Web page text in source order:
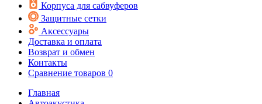
Корпуса для сабвуферов
Защитные сетки
Аксессуары
Доставка и оплата
Возврат и обмен
Контакты
Сравнение товаров 0
Главная